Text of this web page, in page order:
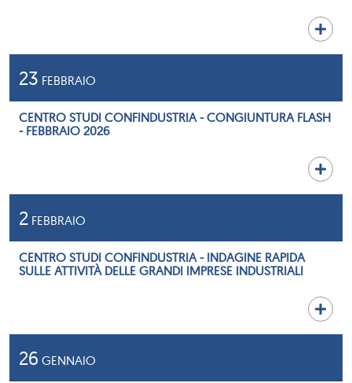
23 FEBBRAIO
CENTRO STUDI CONFINDUSTRIA - CONGIUNTURA FLASH
- FEBBRAIO 2026
2 FEBBRAIO
CENTRO STUDI CONFINDUSTRIA - INDAGINE RAPIDA
SULLE ATTIVITÀ DELLE GRANDI IMPRESE INDUSTRIALI
26 GENNAIO